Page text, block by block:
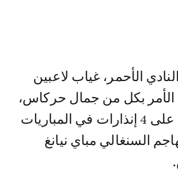
الأحمر، غياب لاعبين
الأمر بكل من جمال حركاس،
بسبب حصوله على 4 إنذارات في المباريات
السنغالي مباي نيانغ